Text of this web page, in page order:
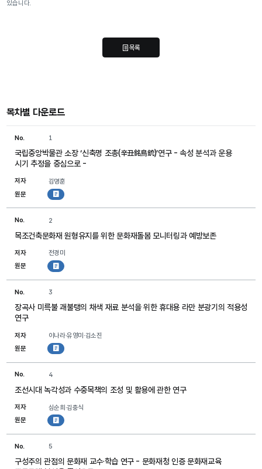
있습니다.
목록
목차별 다운로드
No. 1
국립중앙박물관 소장 ‘신축명 조총(辛丑銘鳥銃)’연구 - 속성 분석과 운용
시기 추정을 중심으로 -
저자
김명훈
원문
첨부파일
No. 2
목조건축문화재 원형유지를 위한 문화재돌봄 모니터링과 예방보존
저자
전경미
원문
첨부파일
No. 3
장곡사 미륵불 괘불탱의 채색 재료 분석을 위한 휴대용 라만 분광기의 적용성
연구
저자
이나라·유영미·김소진
원문
첨부파일
No. 4
조선시대 녹각성과 수중목책의 조성 및 활용에 관한 연구
저자
심순희·김충식
원문
첨부파일
No. 5
구성주의 관점의 문화재 교수·학습 연구 - 문화재청 인증 문화재교육